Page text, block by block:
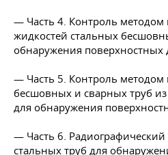
— Часть 4. Контроль
жидкостей стальных
обнаружения поверхностных
— Часть 5. Контроль методом
бесшовных и сварных труб
для обнаружения
— Часть 6.
стальных труб для